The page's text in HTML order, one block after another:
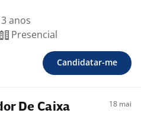
anos
Presencial
Candidatar-me
De Caixa 18 mai